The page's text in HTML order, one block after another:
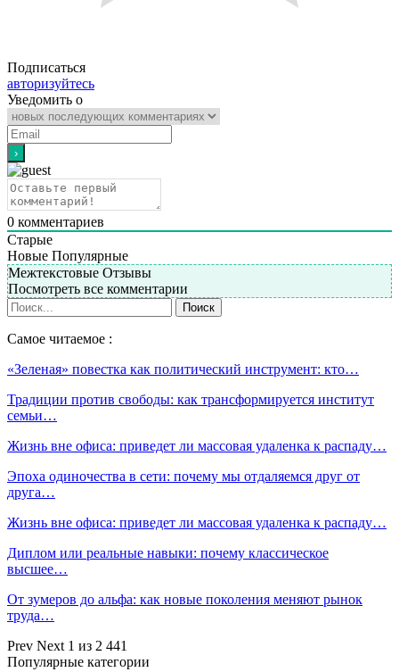
Подписаться
авторизуйтесь
Уведомить о
0 комментариев
Старые
Новые Популярные
Межтекстовые Отзывы
Посмотреть все комментарии
Самое читаемое :
«Зеленая» повестка как политический инструмент: кто…
Традиции против свободы: как трансформируется институт
семьи…
Жизнь вне офиса: приведет ли массовая удаленка к распаду…
Эпоха одиночества в сети: почему мы отдаляемся друг от
друга…
Жизнь вне офиса: приведет ли массовая удаленка к распаду…
Диплом или реальные навыки: почему классическое
высшее…
От зумеров до альфа: как новые поколения меняют рынок
труда…
Prev Next 1 из 2 441
Популярные категории